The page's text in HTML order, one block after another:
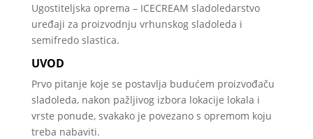
Ugostiteljska oprema – ICECREAM sladoledarstvo
uređaji za proizvodnju vrhunskog sladoleda i
semifredo slastica.
UVOD
Prvo pitanje koje se postavlja budućem proizvođaču
sladoleda, nakon pažljivog izbora lokacije lokala i
vrste ponude, svakako je povezano s opremom koju
treba nabaviti.